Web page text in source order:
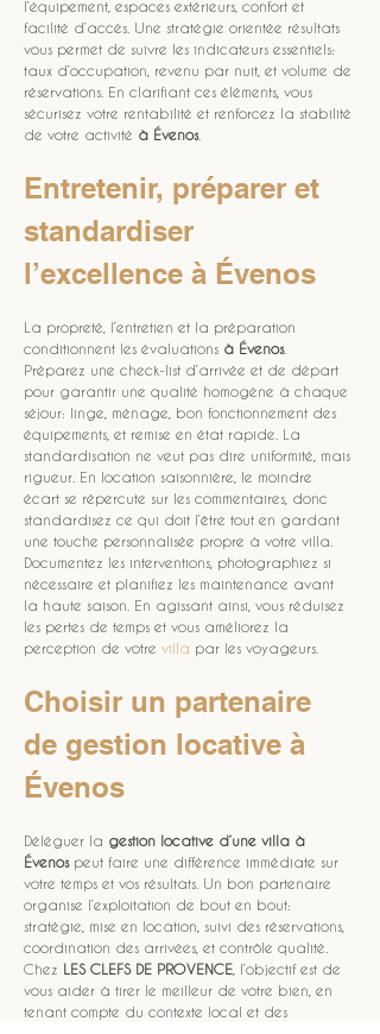
l’équipement, espaces extérieurs, confort et
facilité d’accès. Une stratégie orientée résultats
vous permet de suivre les indicateurs essentiels:
taux d’occupation, revenu par nuit, et volume de
réservations. En clarifiant ces éléments, vous
sécurisez votre rentabilité et renforcez la stabilité
de votre activité à Évenos.
Entretenir, préparer et
standardiser
l’excellence à Évenos
La propreté, l’entretien et la préparation
conditionnent les évaluations à Évenos.
Préparez une check-list d’arrivée et de départ
pour garantir une qualité homogène à chaque
séjour: linge, ménage, bon fonctionnement des
équipements, et remise en état rapide. La
standardisation ne veut pas dire uniformité, mais
rigueur. En location saisonnière, le moindre
écart se répercute sur les commentaires, donc
standardisez ce qui doit l’être tout en gardant
une touche personnalisée propre à votre villa.
Documentez les interventions, photographiez si
nécessaire et planifiez les maintenance avant
la haute saison. En agissant ainsi, vous réduisez
les pertes de temps et vous améliorez la
perception de votre villa par les voyageurs.
Choisir un partenaire
de gestion locative à
Évenos
Déléguer la gestion locative d’une villa à
Évenos peut faire une différence immédiate sur
votre temps et vos résultats. Un bon partenaire
organise l’exploitation de bout en bout:
stratégie, mise en location, suivi des réservations,
coordination des arrivées, et contrôle qualité.
Chez LES CLEFS DE PROVENCE , l’objectif est de
vous aider à tirer le meilleur de votre bien, en
tenant compte du contexte local et des